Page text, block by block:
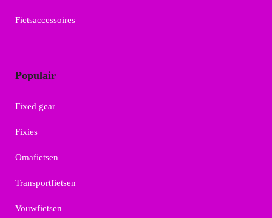
Fietsaccessoires
Populair
Fixed gear
Fixies
Omafietsen
Transportfietsen
Vouwfietsen